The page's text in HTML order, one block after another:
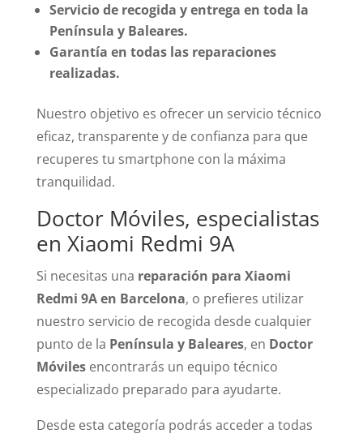
Servicio de recogida y entrega en toda la
Península y Baleares.
Garantía en todas las reparaciones
realizadas.
Nuestro objetivo es ofrecer un servicio técnico
eficaz, transparente y de confianza para que
recuperes tu smartphone con la máxima
tranquilidad.
Doctor Móviles, especialistas
en Xiaomi Redmi 9A
Si necesitas una reparación para Xiaomi
Redmi 9A en Barcelona, o prefieres utilizar
nuestro servicio de recogida desde cualquier
punto de la Península y Baleares, en Doctor
Móvilesencontrarás un equipo técnico
especializado preparado para ayudarte.
Desde esta categoría podrás acceder a todas